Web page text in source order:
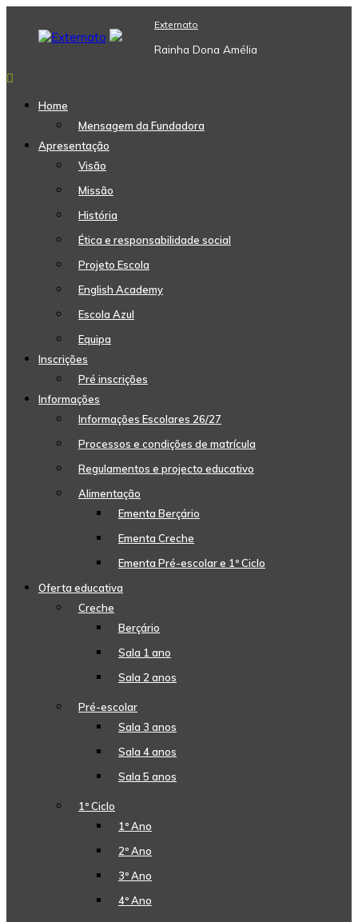
content
Externato
Rainha Dona Amélia
Home
Mensagem da Fundadora
Apresentação
Visão
Missão
História
Ética e responsabilidade social
Projeto Escola
English Academy
Escola Azul
Equipa
Inscrições
Pré inscrições
Informações
Informações Escolares 26/27
Processos e condições de matrícula
Regulamentos e projecto educativo
Alimentação
Ementa Berçário
Ementa Creche
Ementa Pré-escolar e 1º Ciclo
Oferta educativa
Creche
Berçário
Sala 1 ano
Sala 2 anos
Pré-escolar
Sala 3 anos
Sala 4 anos
Sala 5 anos
1º Ciclo
1º Ano
2º Ano
3º Ano
4º Ano